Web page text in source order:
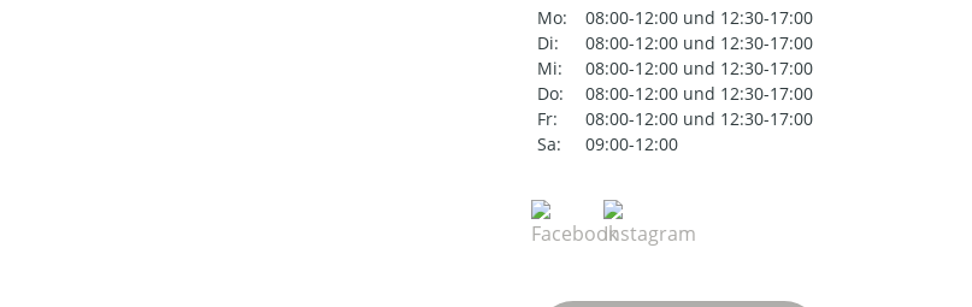
Mo:
08:00-12:00 und 12:30-17:00
Di:
08:00-12:00 und 12:30-17:00
Mi:
08:00-12:00 und 12:30-17:00
Do:
08:00-12:00 und 12:30-17:00
Fr:
08:00-12:00 und 12:30-17:00
Sa:
09:00-12:00